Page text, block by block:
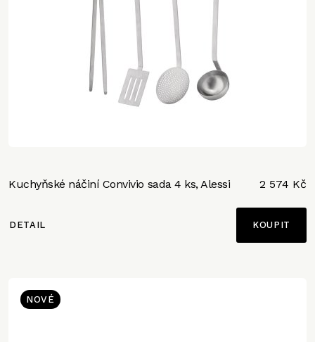
Kuchyňské náčiní Convivio sada 4 ks, Alessi 2 574 Kč
DETAIL
NOVÉ